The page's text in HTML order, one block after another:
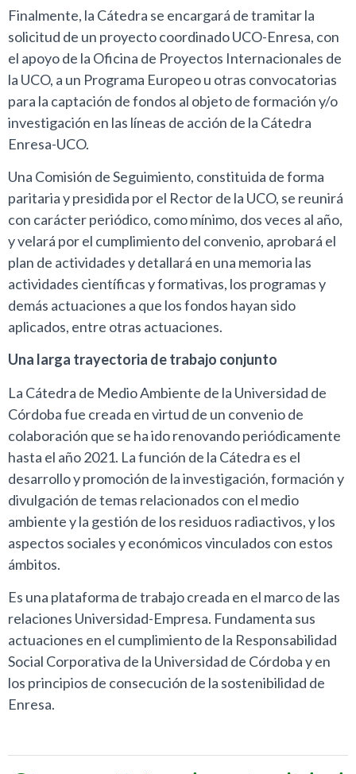
Finalmente, la Cátedra se encargará de tramitar la
solicitud de un proyecto coordinado UCO-Enresa, con
el apoyo de la Oficina de Proyectos Internacionales de
la UCO, a un Programa Europeo u otras convocatorias
para la captación de fondos al objeto de formación y/o
investigación en las líneas de acción de la Cátedra
Enresa-UCO.
Una Comisión de Seguimiento, constituida de forma
paritaria y presidida por el Rector de la UCO, se reunirá
con carácter periódico, como mínimo, dos veces al año,
y velará por el cumplimiento del convenio, aprobará el
plan de actividades y detallará en una memoria las
actividades científicas y formativas, los programas y
demás actuaciones a que los fondos hayan sido
aplicados, entre otras actuaciones.
Una larga trayectoria de trabajo conjunto
La Cátedra de Medio Ambiente de la Universidad de
Córdoba fue creada en virtud de un convenio de
colaboración que se ha ido renovando periódicamente
hasta el año 2021. La función de la Cátedra es el
desarrollo y promoción de la investigación, formación y
divulgación de temas relacionados con el medio
ambiente y la gestión de los residuos radiactivos, y los
aspectos sociales y económicos vinculados con estos
ámbitos.
Es una plataforma de trabajo creada en el marco de las
relaciones Universidad-Empresa. Fundamenta sus
actuaciones en el cumplimiento de la Responsabilidad
Social Corporativa de la Universidad de Córdoba y en
los principios de consecución de la sostenibilidad de
Enresa.